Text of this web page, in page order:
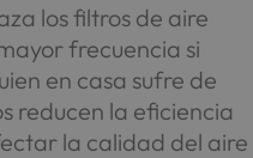
los filtros de aire
frecuencia si
en casa sufre de
reducen la eficiencia
la calidad del aire